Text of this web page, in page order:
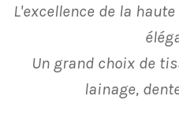
L'excellence de la
Un grand choix de
lainage,